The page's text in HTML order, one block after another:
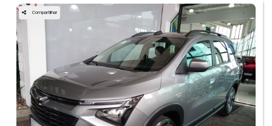
Compartilhar